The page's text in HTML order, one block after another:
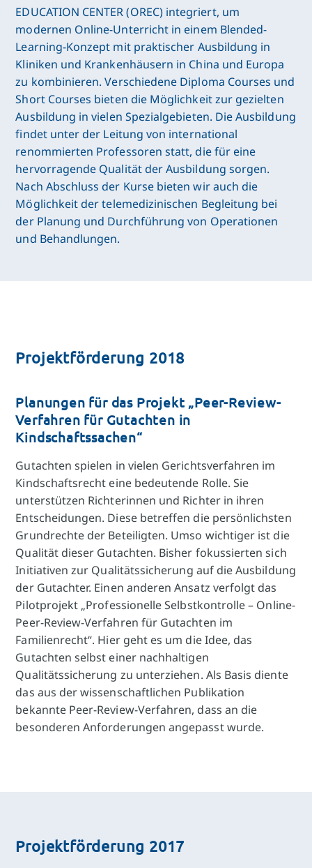
EDUCATION CENTER (OREC) integriert, um
modernen Online-Unterricht in einem Blended-
Learning-Konzept mit praktischer Ausbildung in
Kliniken und Krankenhäusern in China und Europa
zu kombinieren. Verschiedene Diploma Courses und
Short Courses bieten die Möglichkeit zur gezielten
Ausbildung in vielen Spezialgebieten. Die Ausbildung
findet unter der Leitung von international
renommierten Professoren statt, die für eine
hervorragende Qualität der Ausbildung sorgen.
Nach Abschluss der Kurse bieten wir auch die
Möglichkeit der telemedizinischen Begleitung bei
der Planung und Durchführung von Operationen
und Behandlungen.
Projektförderung 2018
Planungen für das Projekt „Peer-Review-
Verfahren für Gutachten in
Kindschaftssachen“
Gutachten spielen in vielen Gerichtsverfahren im
Kindschaftsrecht eine bedeutende Rolle. Sie
unterstützen Richterinnen und Richter in ihren
Entscheidungen. Diese betreffen die persönlichsten
Grundrechte der Beteiligten. Umso wichtiger ist die
Qualität dieser Gutachten. Bisher fokussierten sich
Initiativen zur Qualitätssicherung auf die Ausbildung
der Gutachter. Einen anderen Ansatz verfolgt das
Pilotprojekt „Professionelle Selbstkontrolle – Online-
Peer-Review-Verfahren für Gutachten im
Familienrecht“. Hier geht es um die Idee, das
Gutachten selbst einer nachhaltigen
Qualitätssicherung zu unterziehen. Als Basis diente
das aus der wissenschaftlichen Publikation
bekannte Peer-Review-Verfahren, dass an die
besonderen Anforderungen angepasst wurde.
Projektförderung 2017